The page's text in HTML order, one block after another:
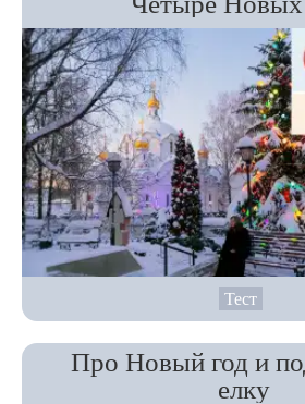
Тест
Про Новый год и
елку